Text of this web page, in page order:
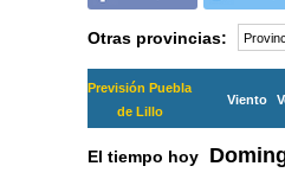
Otras provincias:
Previsión Puebla
de Lillo
Viento
El tiempo hoy